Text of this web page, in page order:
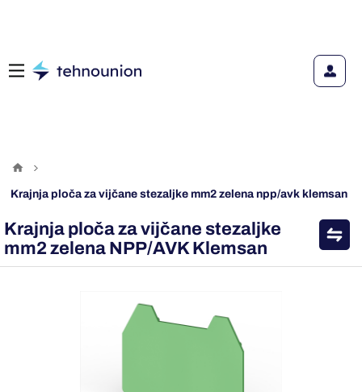
krajnja ploča za vijčane stezaljke mm2 zelena npp/avk klemsan
Krajnja ploča za vijčane stezaljke
mm2 zelena NPP/AVK Klemsan